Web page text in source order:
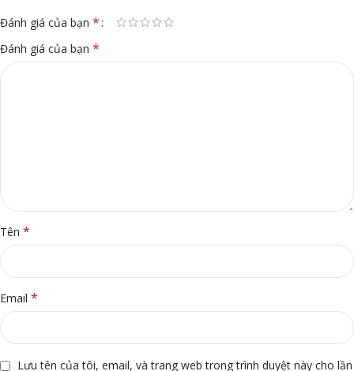
Đánh giá của bạn *
Đánh giá của bạn *
Tên *
Email *
Lưu tên của tôi, email, và trang web trong trình duyệt này cho lần